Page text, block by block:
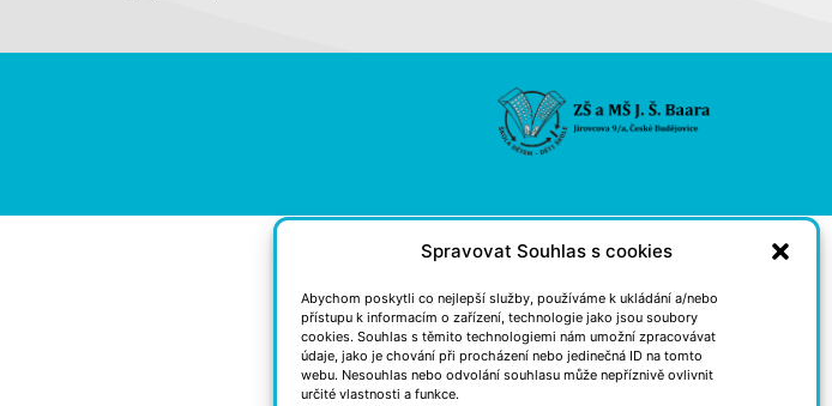
Spravovat Souhlas s cookies
Abychom poskytli co nejlepší služby, používáme k ukládání a/nebo
přístupu k informacím o zařízení, technologie jako jsou soubory
cookies. Souhlas s těmito technologiemi nám umožní zpracovávat
údaje, jako je chování při procházení nebo jedinečná ID na tomto
webu. Nesouhlas nebo odvolání souhlasu může nepříznivě ovlivnit
určité vlastnosti a funkce.